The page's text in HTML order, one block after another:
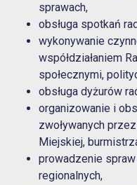
sprawach,
obsługa spotkań
wykonywanie
współdziałaniem
społecznymi,
obsługa dyżurów
organizowanie i
zwoływanych
Miejskiej,
prowadzenie
regionalnych,